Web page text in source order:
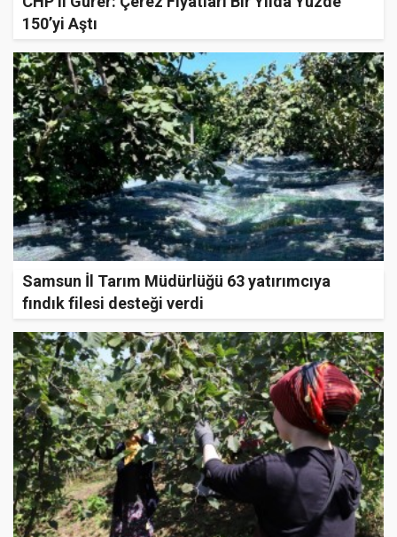
150’yi Aştı
Samsun İl Tarım Müdürlüğü 63 yatırımcıya
fındık filesi desteği verdi